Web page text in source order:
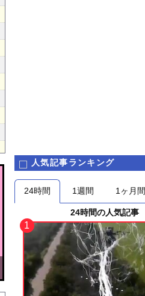
人気記事ランキング
24時間 1週間 1ヶ月間
24時間の人気記事